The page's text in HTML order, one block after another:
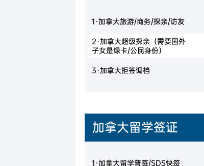
1·加拿大旅游/商务/探亲/访友
2·加拿大超级探亲（需要国外
子女是绿卡/公民身份）
3·加拿大拒签调档
加拿大留学签证
1·加拿大留学普签/SDS快签